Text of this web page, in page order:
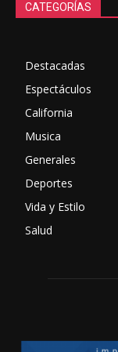
CATEGORÍAS
Destacadas
Espectáculos
California
Musica
Generales
Deportes
Vida y Estilo
Salud